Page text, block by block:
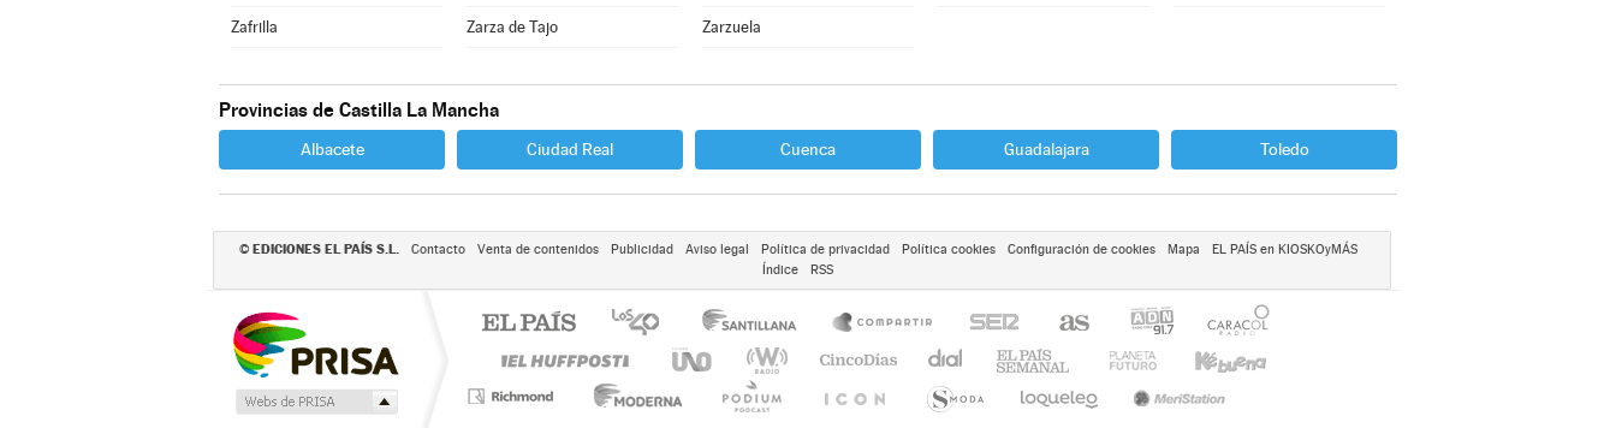
Zafrilla Zarza de Tajo Zarzuela
Provincias de Castilla La Mancha
Albacete Ciudad Real Cuenca Guadalajara Toledo
© EDICIONES EL PAÍS S.L. Contacto Venta de contenidos Publicidad Aviso legal Política de privacidad Política cookies Configuración de cookies Mapa
EL PAÍS en KIOSKOyMÁS
Índice
RSS